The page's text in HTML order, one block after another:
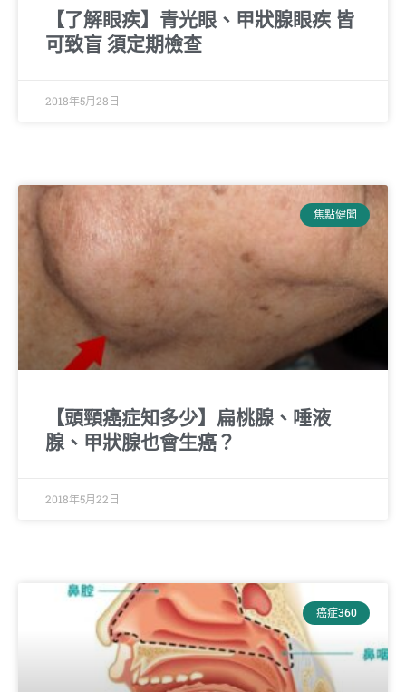
【了解眼疾】青光眼、甲狀腺眼疾 皆
可致盲 須定期檢查
2018年5月28日
焦點健聞
【頭頸癌症知多少】扁桃腺、唾液
腺、甲狀腺也會生癌？
2018年5月22日
癌症360